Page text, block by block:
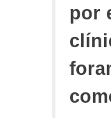
por